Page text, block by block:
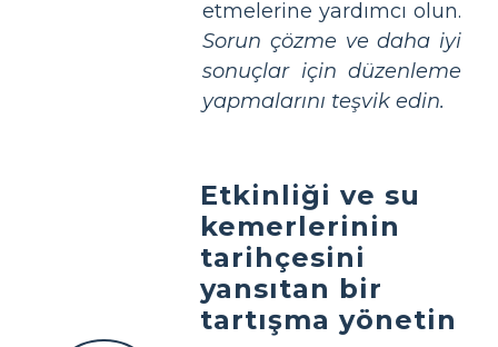
etmelerine yardımcı olun.
Sorun çözme ve daha iyi
sonuçlar için düzenleme
yapmalarını teşvik edin.
Etkinliği ve su
kemerlerinin
tarihçesini
yansıtan bir
tartışma yönetin